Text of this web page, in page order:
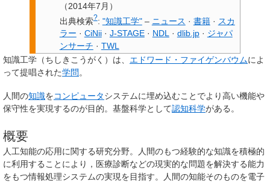
（2014年7月 ）
出典検索?: "知識工学"– ニュース · 書籍 · スカ
ラー · CiNii · J-STAGE · NDL · dlib.jp · ジャパ
ンサーチ · TWL
知識工学 （ちしきこうがく）は、 エドワード・ファイゲンバウムによ
って提唱された学問。
人間の知識をコンピュータシステムに埋め込むことでより高い機能や
保守性を実現するのが目的。基盤科学として認知科学がある。
概要
人工知能の応用に関する研究分野。人間のもつ経験的な知識を積極的
に利用することにより，医療診断などの現実的な問題を解決する能力
をもつ情報処理システムの実現を目指す。人間の知能そのものを電子